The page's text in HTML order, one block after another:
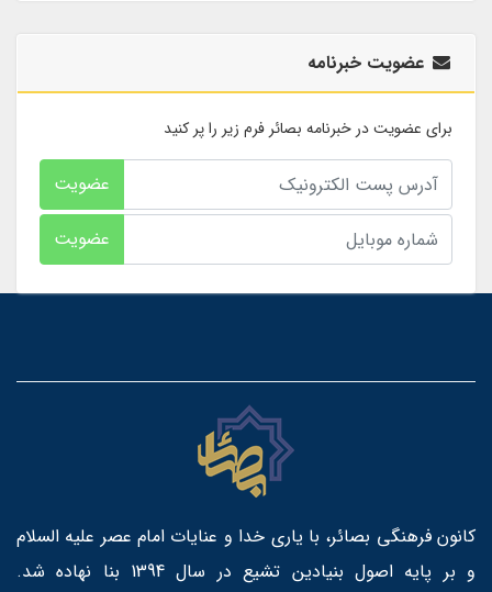
عضویت خبرنامه
برای عضویت در خبرنامه بصائر فرم زیر را پر کنید
عضویت
عضویت
کانون فرهنگی بصائر، با یاری خدا و عنایات امام عصر علیه السلام
و بر پایه اصول بنیادین تشیع در سال 1394 بنا نهاده شد.